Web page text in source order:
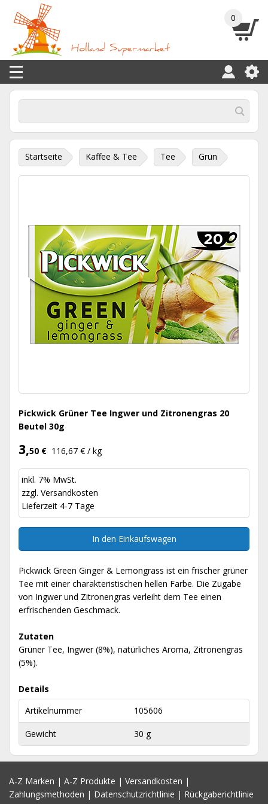
0
Startseite Kaffee & Tee Tee Grün
Pickwick Grüner Tee Ingwer und Zitronengras 20
Beutel 30g
3,50 € 116,67 € / kg
inkl. 7% MwSt.
zzgl. Versandkosten
Lieferzeit 4-7 Tage
In den Einkaufswagen
Pickwick Green Ginger & Lemongrass ist ein frischer grüner
Tee mit einer charakteristischen hellen Farbe. Die Zugabe
von Ingwer und Zitronengras verleiht dem Tee einen
erfrischenden Geschmack.
Zutaten
Grüner Tee, Ingwer (8%), natürliches Aroma, Zitronengras
(5%).
Details
Artikelnummer
105606
Gewicht 30 g
A-Z Marken | A-Z Produkte | Versandkosten |
Zahlungsmethoden | Datenschutzrichtlinie | Rückgaberichtlinie